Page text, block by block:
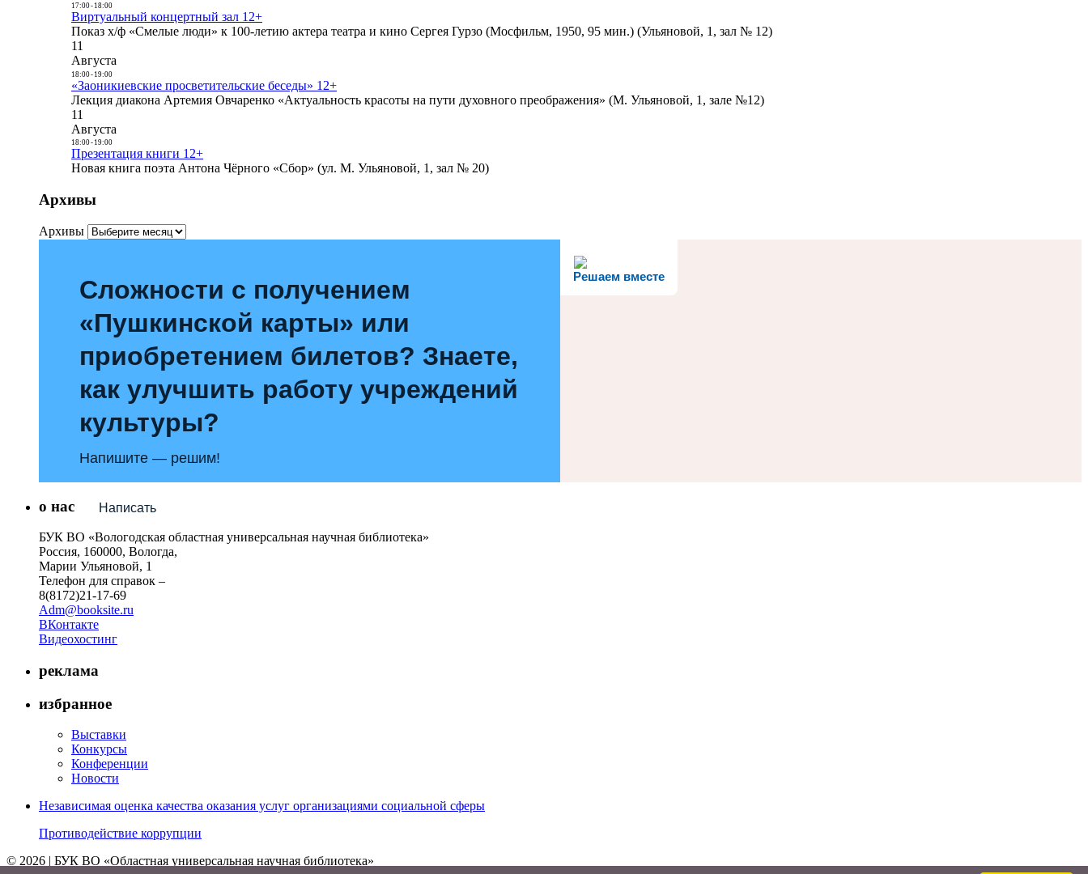
17:00- 18:00
Виртуальный концертный зал 12+
Показ х/ф «Смелые люди» к 100-летию актера театра и кино Сергея Гурзо (Мосфильм, 1950, 95 мин.) (Ульяновой, 1, зал № 12)
11
Августа
18:00- 19:00
«Заоникиевские просветительские беседы» 12+
Лекция диакона Артемия Овчаренко «Актуальность красоты на пути духовного преображения» (М. Ульяновой, 1, зале №12)
11
Августа
18:00- 19:00
Презентация книги 12+
Новая книга поэта Антона Чёрного «Сбор» (ул. М. Ульяновой, 1, зал № 20)
Архивы
Архивы
Решаем вместе
Сложности с получением
«Пушкинской карты» или
приобретением билетов? Знаете,
как улучшить работу учреждений
культуры?
Напишите — решим!
Написать
о нас
БУК ВО «Вологодская областная универсальная научная библиотека»
Россия, 160000, Вологда,
Марии Ульяновой, 1
Телефон для справок –
8(8172)21-17-69
Adm@booksite.ru
ВКонтакте
Видеохостинг
реклама
избранное
Выставки
Конкурсы
Конференции
Новости
Независимая оценка качества оказания услуг организациями социальной сферы
Противодействие коррупции
© 2026 | БУК ВО «Областная универсальная научная библиотека»